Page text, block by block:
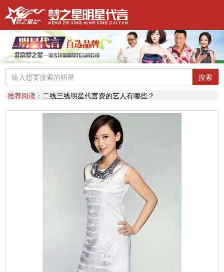
搜索
明星代言：找明星代言基本流程包括哪些?明星代言的工作流程
推荐阅读：2026年明星肖像代言费【8月实时更新】报价表
推荐阅读：2026年如何找明星代言,如何请明星代言,怎么选择明星代言,签约流程
明星代言：2026年诚招各地广告公司，策划公司合作代理明星资源
推荐阅读：找明星代言哪个渠道最好？费用多少？
代言知识：明星代言形式是什么样的？梦之星代言说明书
推荐阅读： 二线三线明星代言费的艺人有哪些？
找明星代言基本流程包括哪些?明星代言的工作流程
2026年明星肖像代言费【8月实时更新】报价表